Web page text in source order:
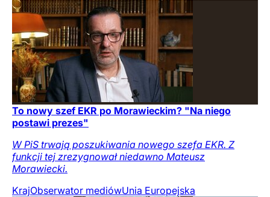
To nowy szef EKR po Morawieckim? "Na niego
postawi prezes"
W PiS trwają poszukiwania nowego szefa EKR. Z
funkcji tej zrezygnował niedawno Mateusz
Morawiecki.
KrajObserwator mediówUnia Europejska